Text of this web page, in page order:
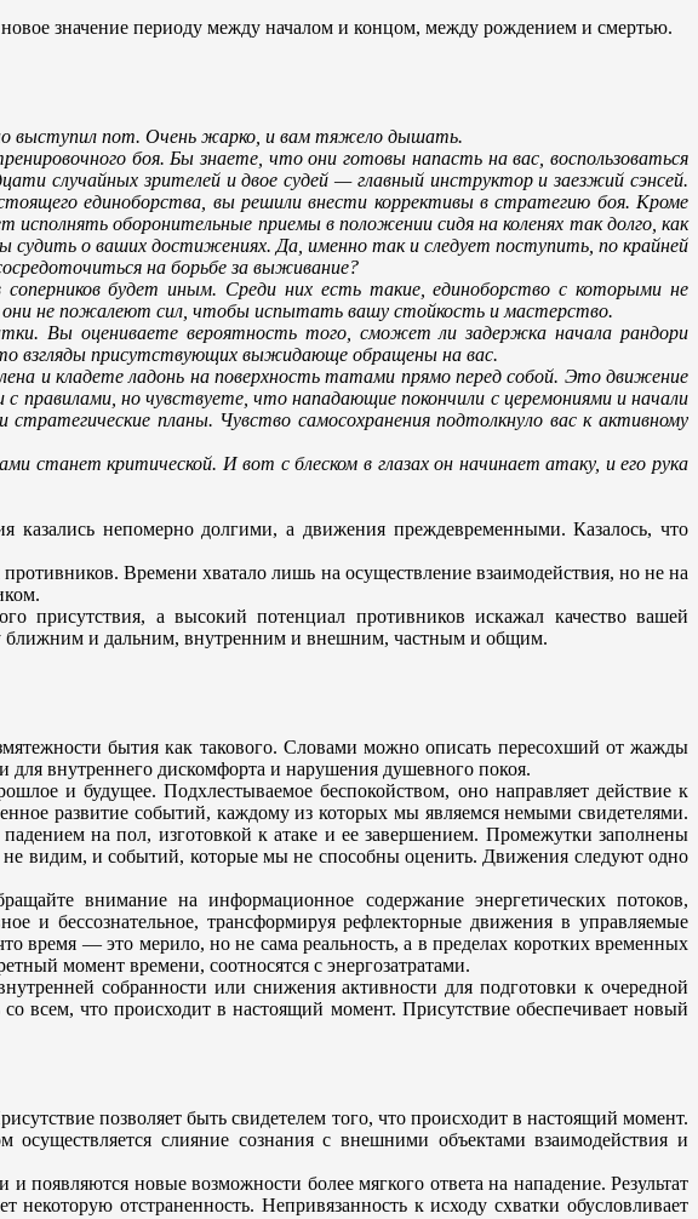
значение периоду между началом и концом, между рождением и смертью.
выступил пот. Очень жарко, и вам тяжело дышать.
боя. Бы знаете, что они готовы напасть на вас, воспользоваться
случайных зрителей и двое судей — главный инструктор и заезжий сэнсей.
единоборства, вы решили внести коррективы в стратегию боя. Кроме
исполнять оборонительные приемы в положении сидя на коленях так долго, как
о ваших достижениях. Да, именно так и следует поступить, по крайней
на борьбе за выживание?
будет иным. Среди них есть такие, единоборство с которыми не
не пожалеют сил, чтобы испытать вашу стойкость и мастерство.
Вы оцениваете вероятность того, сможет ли задержка начала рандори
взгляды присутствующих выжидающе обращены на вас.
и кладете ладонь на поверхность татами прямо перед собой. Это движение
правилами, но чувствуете, что нападающие покончили с церемониями и начали
планы. Чувство самосохранения подтолкнуло вас к активному
станет критической. И вот с блеском в глазах он начинает атаку, и его рука
непомерно долгими, а движения преждевременными. Казалось, что
Времени хватало лишь на осуществление взаимодействия, но не на
присутствия, а высокий потенциал противников искажал качество вашей
ближним и дальним, внутренним и внешним, частным и общим.
бытия как такового. Словами можно описать пересохший от жажды
внутреннего дискомфорта и нарушения душевного покоя.
и будущее. Подхлестываемое беспокойством, оно направляет действие к
развитие событий, каждому из которых мы являемся немыми свидетелями.
на пол, изготовкой к атаке и ее завершением. Промежутки заполнены
видим, и событий, которые мы не способны оценить. Движения следуют одно
внимание на информационное содержание энергетических потоков,
и бессознательное, трансформируя рефлекторные движения в управляемые
время — это мерило, но не сама реальность, а в пределах коротких временных
момент времени, соотносятся с энергозатратами.
собранности или снижения активности для подготовки к очередной
всем, что происходит в настоящий момент. Присутствие обеспечивает новый
позволяет быть свидетелем того, что происходит в настоящий момент.
осуществляется слияние сознания с внешними объектами взаимодействия и
появляются новые возможности более мягкого ответа на нападение. Результат
отстраненность. Непривязанность к исходу схватки обусловливает